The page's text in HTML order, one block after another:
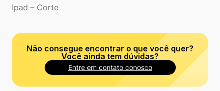
Ipad – Corte
Não consegue encontrar o que você quer?
Você ainda tem dúvidas?
Entre em contato conosco